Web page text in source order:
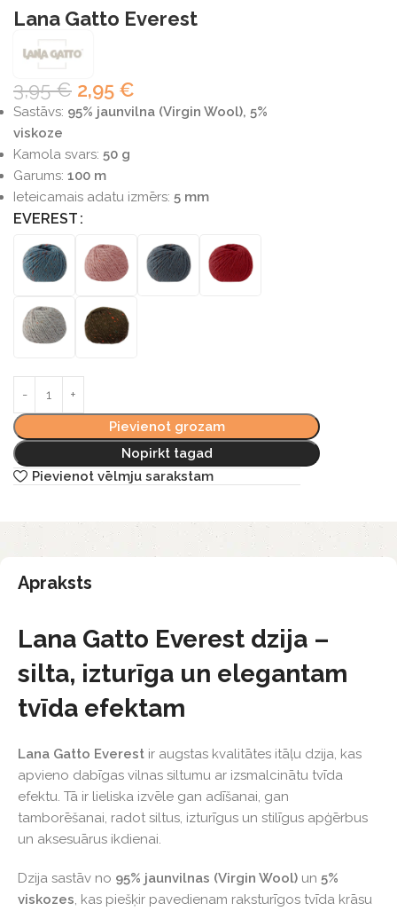
Lana Gatto Everest
3,95€ 2,95 €
Sastāvs: 95% jaunvilna (Virgin Wool), 5%
viskoze
Kamola svars: 50 g
Garums: 100 m
Ieteicamais adatu izmērs: 5 mm
EVEREST
Pievienot grozam
Nopirkt tagad
Pievienot vēlmju sarakstam
Apraksts
Lana Gatto Everest dzija –
silta, izturīga un elegantam
tvīda efektam
Lana Gatto Everest ir augstas kvalitātes itāļu dzija, kas
apvieno dabīgas vilnas siltumu ar izsmalcinātu tvīda
efektu. Tā ir lieliska izvēle gan adīšanai, gan
tamborēšanai, radot siltus, izturīgus un stilīgus apģērbus
un aksesuārus ikdienai.
Dzija sastāv no 95% jaunvilnas (Virgin Wool) un 5%
viskozes, kas piešķir pavedienam raksturīgos tvīda krāsu